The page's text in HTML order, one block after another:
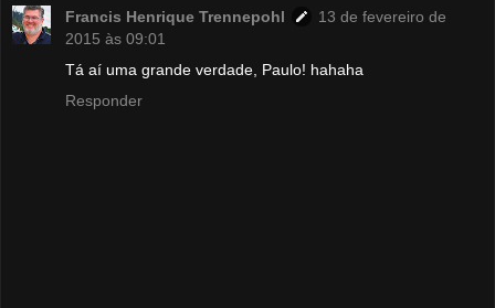
Francis Henrique Trennepohl
13 de fevereiro de
2015 às 09:01
Tá aí uma grande verdade, Paulo! hahaha
Responder